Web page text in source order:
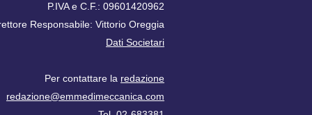
P.IVA e C.F.: 09601420962
Responsabile: Vittorio Oreggia
Dati Societari
Per contattare la redazione
redazione@emmedimeccanica.com